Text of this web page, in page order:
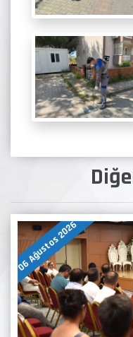
06 Ağustos 2026